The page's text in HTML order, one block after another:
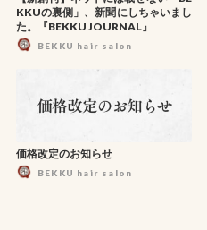
KKUの裏側」、新聞にしちゃいまし
た。『BEKKU JOURNAL』
BEKKU hair salon
価格改定のお知らせ
BEKKU hair salon